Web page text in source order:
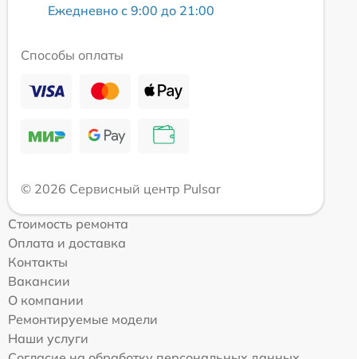
Ежедневно с 9:00 до 21:00
Способы оплаты
© 2026 Сервисный центр Pulsar
Стоимость ремонта
Оплата и доставка
Контакты
Вакансии
О компании
Ремонтируемые модели
Наши услуги